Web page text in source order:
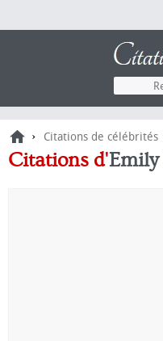
› Citations de célébrités
Citations d'